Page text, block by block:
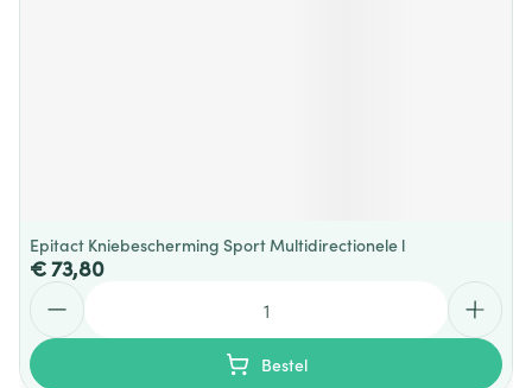
Epitact Kniebescherming Sport Multidirectionele l
€ 73,80
Bestel